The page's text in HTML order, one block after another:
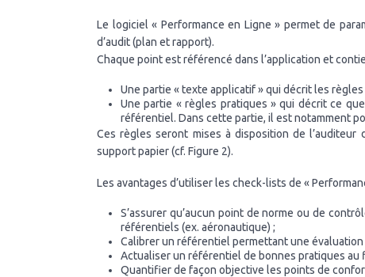
Le logiciel « Performance en Ligne » permet de
d’audit (plan et rapport).
Chaque point est référencé dans l’application et
Une partie « texte applicatif » qui décrit les
Une partie « règles pratiques » qui décrit ce
référentiel. Dans cette partie, il est notamment
Ces règles seront mises à disposition de
support papier (cf. Figure 2).
Les avantages d’utiliser les check-lists de «
S’assurer qu’aucun point de norme ou de
référentiels (ex. aéronautique) ;
Calibrer un référentiel permettant une
Actualiser un référentiel de bonnes pratiques au
Quantifier de façon objective les points de